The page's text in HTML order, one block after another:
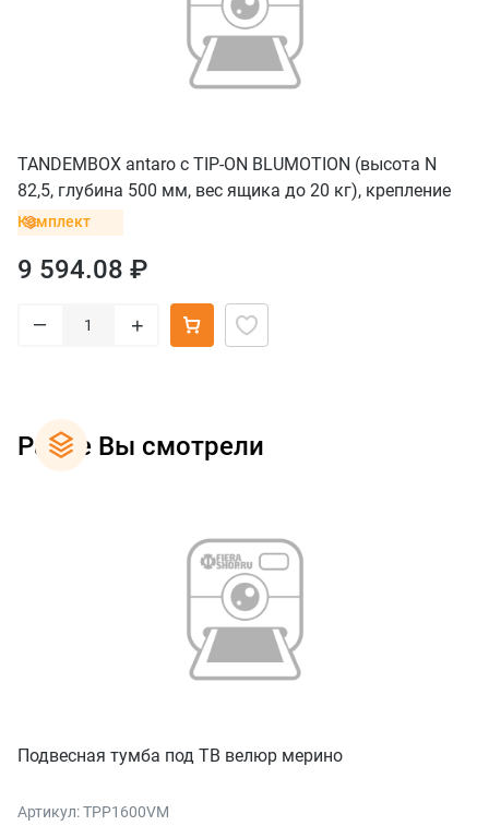
TANDEMBOX antaro с TIP-ON BLUMOTION (высота N
82,5, глубина 500 мм, вес ящика до 20 кг), крепление
INSERTA, серый орион
Комплект
9 594.08 ₽
– +
Ранее Вы смотрели
Подвесная тумба под ТВ велюр мерино
Артикул: TPP1600VM